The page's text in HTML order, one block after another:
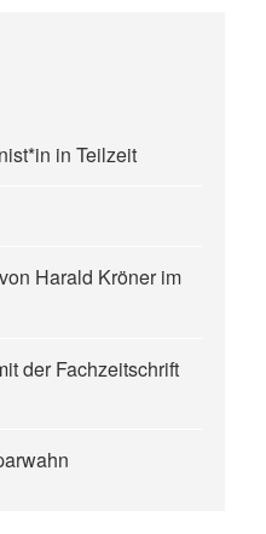
in Teilzeit
Harald Kröner im
der Fachzeitschrift